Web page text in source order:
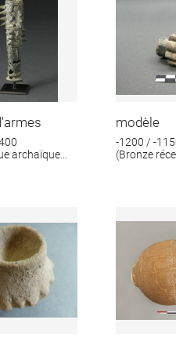
archaïque
modèle
-1200 / -
(Bronze